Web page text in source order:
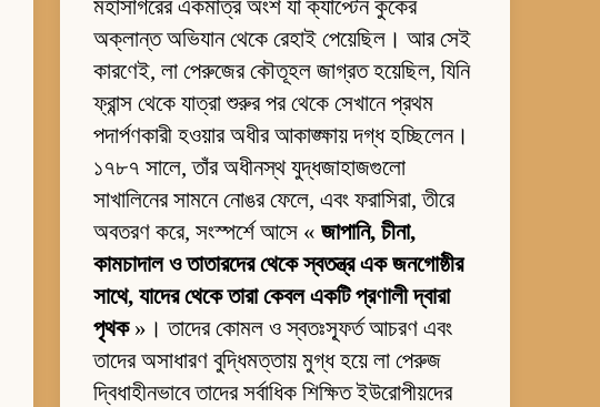
মহাসাগরের একমাত্র অংশ যা ক্যাপ্টেন কুকের
অক্লান্ত অভিযান থেকে রেহাই পেয়েছিল। আর সেই
কারণেই, লা পেরুজের কৌতূহল জাগ্রত হয়েছিল, যিনি
ফ্রান্স থেকে যাত্রা শুরুর পর থেকে সেখানে প্রথম
পদার্পণকারী হওয়ার অধীর আকাঙ্ক্ষায় দগ্ধ হচ্ছিলেন।
১৭৮৭ সালে, তাঁর অধীনস্থ যুদ্ধজাহাজগুলো
সাখালিনের সামনে নোঙর ফেলে, এবং ফরাসিরা, তীরে
অবতরণ করে, সংস্পর্শে আসে «জাপানি, চীনা,
কামচাদাল ও তাতারদের থেকে স্বতন্ত্র এক জনগোষ্ঠীর
সাথে, যাদের থেকে তারা কেবল একটি প্রণালী দ্বারা
পৃথক»। তাদের কোমল ও স্বতঃস্ফূর্ত আচরণ এবং
তাদের অসাধারণ বুদ্ধিমত্তায় মুগ্ধ হয়ে লা পেরুজ
দ্বিধাহীনভাবে তাদের সর্বাধিক শিক্ষিত ইউরোপীয়দের